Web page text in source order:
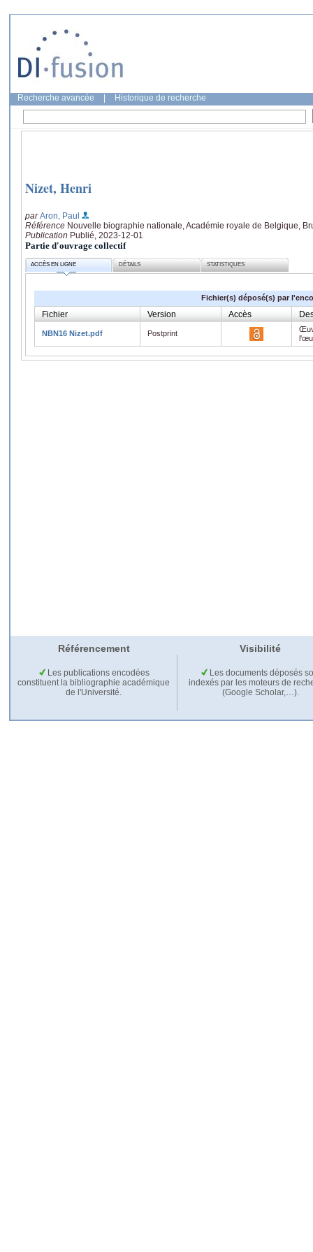
Recherche avancée Historique de recherche
Nizet, Henri
parAron, Paul
Référence Nouvelle biographie nationale, Académie royale de Belgique,
Publication Publié, 2023-12-01
Partie d'ouvrage collectif
ACCÈS EN LIGNE DÉTAILS STATISTIQUES
Fichier(s) déposé(s) par
Fichier Version Accès
NBN16 Nizet.pdf Postprint
Référencement Visibilité
Les publications encodées
constituent la bibliographie académique
de l'Université.
Les documents déposés
indexés par les moteurs de
(Google Scholar,…).